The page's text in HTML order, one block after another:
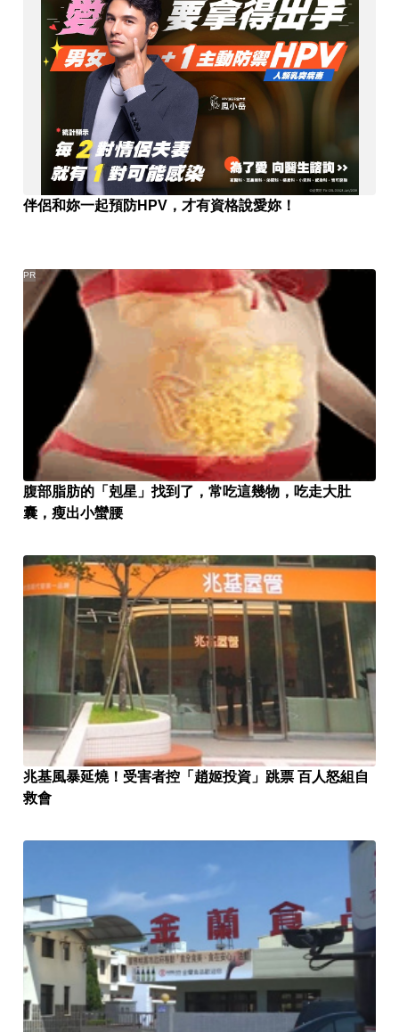
伴侶和妳一起預防HPV，才有資格說愛妳！
腹部脂肪的「剋星」找到了，常吃這幾物，吃走大肚
囊，瘦出小蠻腰
PR
兆基風暴延燒！受害者控「趙姬投資」跳票 百人怒組自
救會